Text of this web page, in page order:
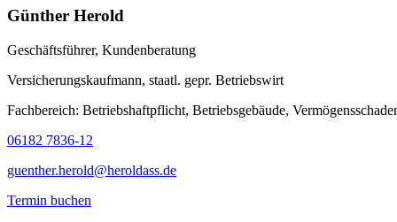
Günther Herold
Geschäftsführer, Kundenberatung
Versicherungskaufmann, staatl. gepr. Betriebswirt
Fachbereich: Betriebshaftpflicht, Betriebsgebäude,
06182 7836-12
guenther.herold@heroldass.de
Termin buchen